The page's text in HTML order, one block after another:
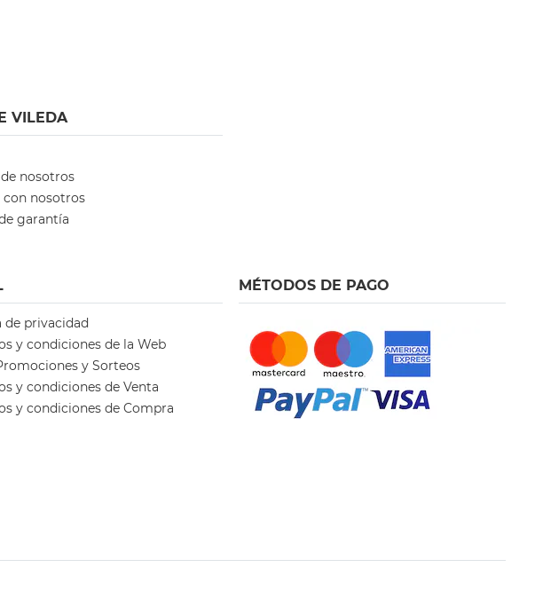
VILEDA
nosotros
con nosotros
garantía
de privacidad
y condiciones de la Web
y Sorteos
y condiciones de Venta
y condiciones de Compra
MÉTODOS DE PAGO